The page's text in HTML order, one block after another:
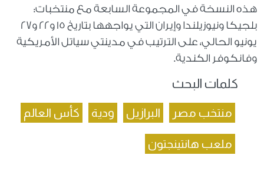
هذه النسخة في المجموعة السابعة مع منتخبات:
بلجيكا ونيوزيلندا وإيران التي يواجهها بتاريخ 15 و22 و27
يونيو الحالي، على الترتيب في مدينتي سياتل الأمريكية
وفانكوفر الكندية.
كلمات البحث
منتخب مصر البرازيل ودية كأس العالم
ملعب هانتينجتون